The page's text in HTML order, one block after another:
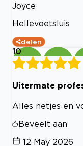
Joyce
Hellevoetsluis
delen
10
Uitermate
Alles netjes en
Beveelt aan
12 May 2026